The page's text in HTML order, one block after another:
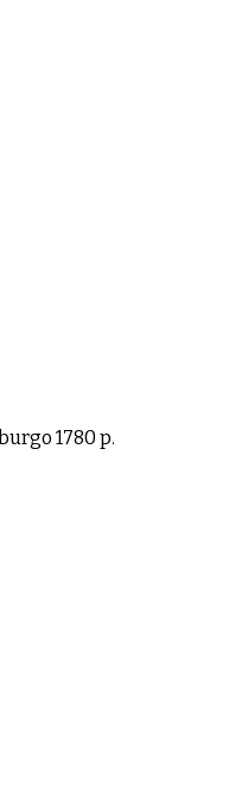
1780 p.